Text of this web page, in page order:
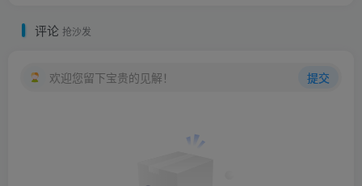
评论 抢沙发
欢迎您留下宝贵的见解！ 提交